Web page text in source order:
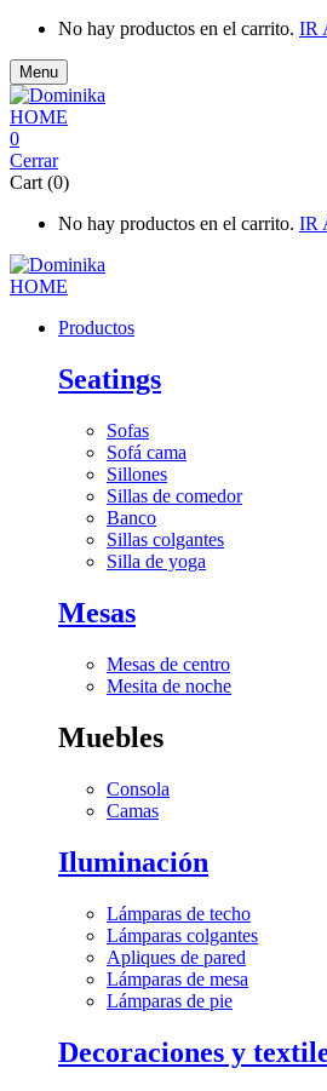
No hay productos en el carrito. IR
Menu
0
Cerrar
Cart (0)
No hay productos en el carrito. IR
Productos
Seatings
Sofas
Sofá cama
Sillones
Sillas de comedor
Banco
Sillas colgantes
Silla de yoga
Mesas
Mesas de centro
Mesita de noche
Muebles
Consola
Camas
Iluminación
Lámparas de techo
Lámparas colgantes
Apliques de pared
Lámparas de mesa
Lámparas de pie
Decoraciones y